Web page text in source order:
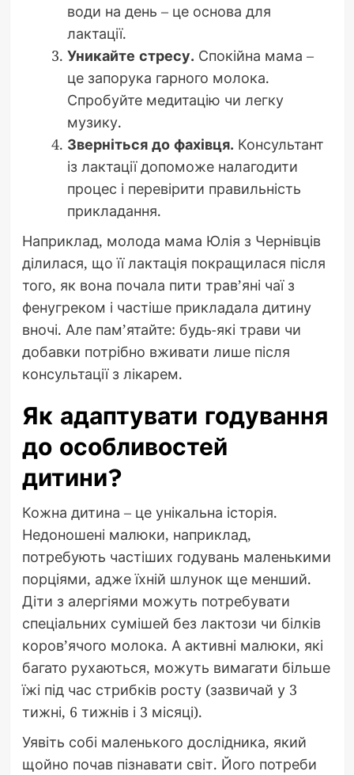
води на день – це основа для
лактації.
Уникайте стресу. Спокійна мама –
це запорука гарного молока.
Спробуйте медитацію чи легку
музику.
Зверніться до фахівця. Консультант
із лактації допоможе налагодити
процес і перевірити правильність
прикладання.
Наприклад, молода мама Юлія з Чернівців
ділилася, що її лактація покращилася після
того, як вона почала пити трав’яні чаї з
фенугреком і частіше прикладала дитину
вночі. Але пам’ятайте: будь-які трави чи
добавки потрібно вживати лише після
консультації з лікарем.
Як адаптувати годування
до особливостей
дитини?
Кожна дитина – це унікальна історія.
Недоношені малюки, наприклад,
потребують частіших годувань маленькими
порціями, адже їхній шлунок ще менший.
Діти з алергіями можуть потребувати
спеціальних сумішей без лактози чи білків
коров’ячого молока. А активні малюки, які
багато рухаються, можуть вимагати більше
їжі під час стрибків росту (зазвичай у 3
тижні, 6 тижнів і 3 місяці).
Уявіть собі маленького дослідника, який
щойно почав пізнавати світ. Його потреби